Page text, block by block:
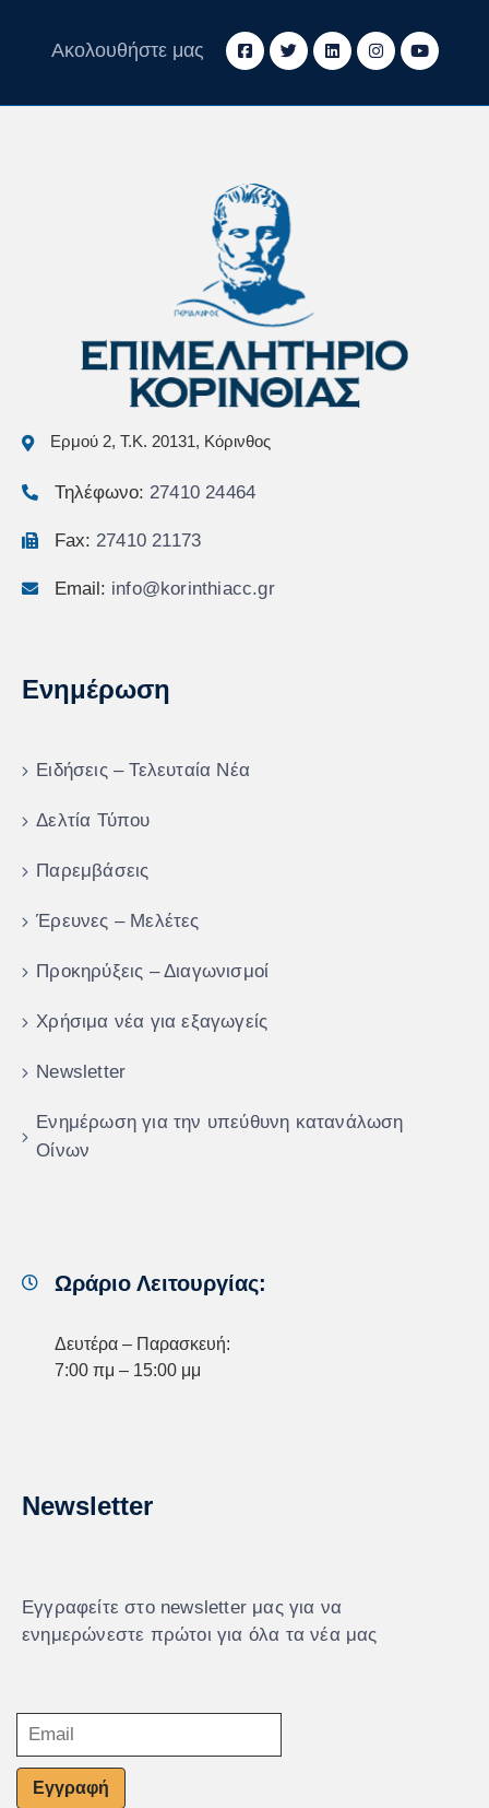
Ακολουθήστε μας
Ερμού 2, Τ.Κ. 20131, Κόρινθος
Τηλέφωνο: 27410 24464
Fax: 27410 21173
Email: info@korinthiacc.gr
Ενημέρωση
Ειδήσεις – Τελευταία Νέα
Δελτία Τύπου
Παρεμβάσεις
Έρευνες – Μελέτες
Προκηρύξεις – Διαγωνισμοί
Χρήσιμα νέα για εξαγωγείς
Newsletter
Ενημέρωση για την υπεύθυνη κατανάλωση
Οίνων
Ωράριο Λειτουργίας:
Δευτέρα – Παρασκευή:
7:00 πμ – 15:00 μμ
Newsletter
Εγγραφείτε στο newsletter μας για να
ενημερώνεστε πρώτοι για όλα τα νέα μας
Εγγραφή